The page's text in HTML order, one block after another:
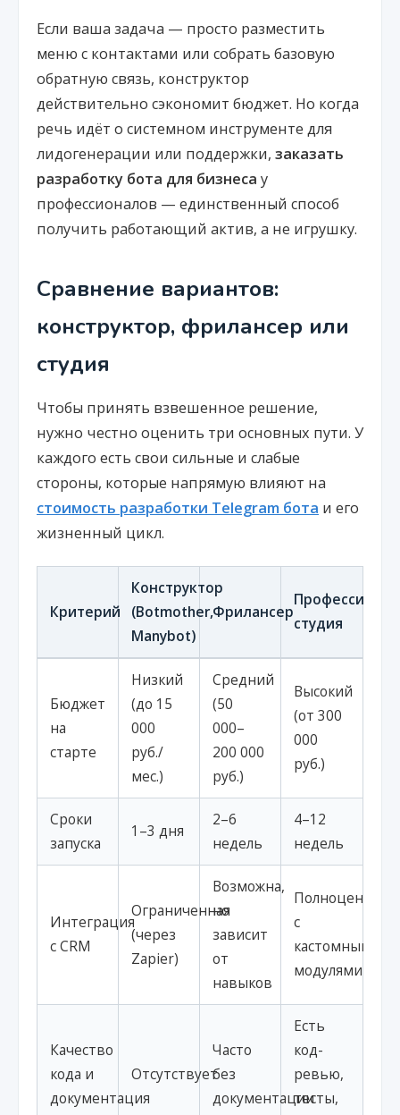
Если ваша задача — просто разместить
меню с контактами или собрать базовую
обратную связь, конструктор
действительно сэкономит бюджет. Но когда
речь идёт о системном инструменте для
лидогенерации или поддержки, заказать
разработку бота для бизнеса у
профессионалов — единственный способ
получить работающий актив, а не игрушку.
Сравнение вариантов:
конструктор, фрилансер или
студия
Чтобы принять взвешенное решение,
нужно честно оценить три основных пути. У
каждого есть свои сильные и слабые
стороны, которые напрямую влияют на
стоимость разработки Telegram бота и его
жизненный цикл.
Критерий
Конструктор
(Botmother,
Manybot)
Фрилансер
студия
Бюджет
на
старте
Низкий
(до 15
000
руб./
мес.)
Средний
(50
000–
200 000
руб.)
Высокий
(от 300
000
руб.)
Сроки
запуска
1–3 дня
2–6
недель
4–12
недель
Интеграция
с CRM
Ограниченная
(через
Zapier)
Возможна,
но
зависит
от
навыков
Полноценная,
с
кастомными
модулями
Качество
кода и
документация
Отсутствует
Часто
без
документации
Есть
код-
ревью,
тесты,